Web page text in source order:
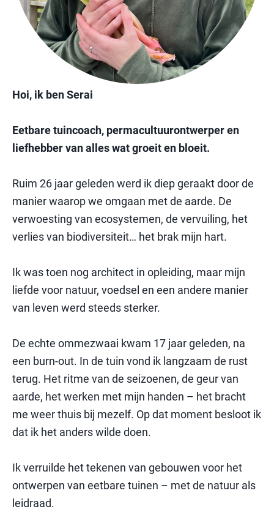
Hoi, ik ben Serai
Eetbare tuincoach, permacultuurontwerper en
liefhebber van alles wat groeit en bloeit.
Ruim 26 jaar geleden werd ik diep geraakt door de
manier waarop we omgaan met de aarde. De
verwoesting van ecosystemen, de vervuiling, het
verlies van biodiversiteit… het brak mijn hart.
Ik was toen nog architect in opleiding, maar mijn
liefde voor natuur, voedsel en een andere manier
van leven werd steeds sterker.
De echte ommezwaai kwam 17 jaar geleden, na
een burn-out. In de tuin vond ik langzaam de rust
terug. Het ritme van de seizoenen, de geur van
aarde, het werken met mijn handen – het bracht
me weer thuis bij mezelf. Op dat moment besloot ik
dat ik het anders wilde doen.
Ik verruilde het tekenen van gebouwen voor het
ontwerpen van eetbare tuinen – met de natuur als
leidraad.